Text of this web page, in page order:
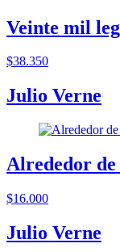
Veinte mil
$38.350
Julio Verne
Alrededor
$16.000
Julio Verne